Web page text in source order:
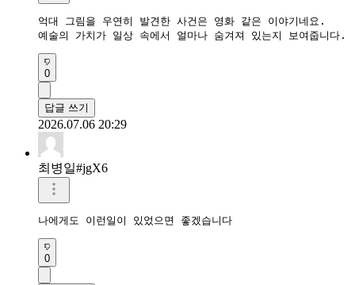
억대 그림을 우연히 발견한 사건은 영화 같은 이야기네요.
예술의 가치가 일상 속에서 얼마나 숨겨져 있는지 보여줍니다.
0
답글 쓰기
2026.07.06 20:29
최병일#jgX6
나에게도 이런일이 있었으면 좋겠습니다
0